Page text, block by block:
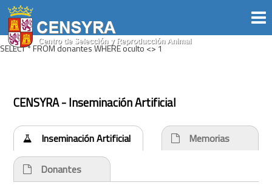
SELECT * FROM donantes WHERE oculto <> 1
CENSYRA - Inseminación Artificial
Inseminación Artificial Memorias
Donantes